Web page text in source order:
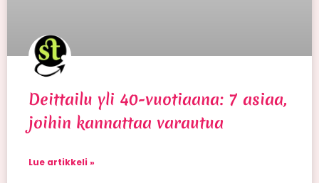
Deittailu yli 40-vuotiaana: 7 asiaa,
joihin kannattaa varautua
Lue artikkeli »